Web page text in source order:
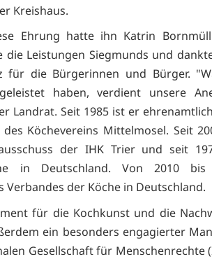
Kreishaus.
Ehrung hatte ihn Katrin
die Leistungen Siegmunds und
für die Bürgerinnen und Bürger.
haben, verdient unsere
Landrat. Seit 1985 ist er
Köchevereins Mittelmosel. Seit
der IHK Trier und seit
in Deutschland. Von 2010
Verbandes der Köche in Deutschland.
für die Kochkunst und die
ein besonders engagierter
Gesellschaft für Menschenrechte